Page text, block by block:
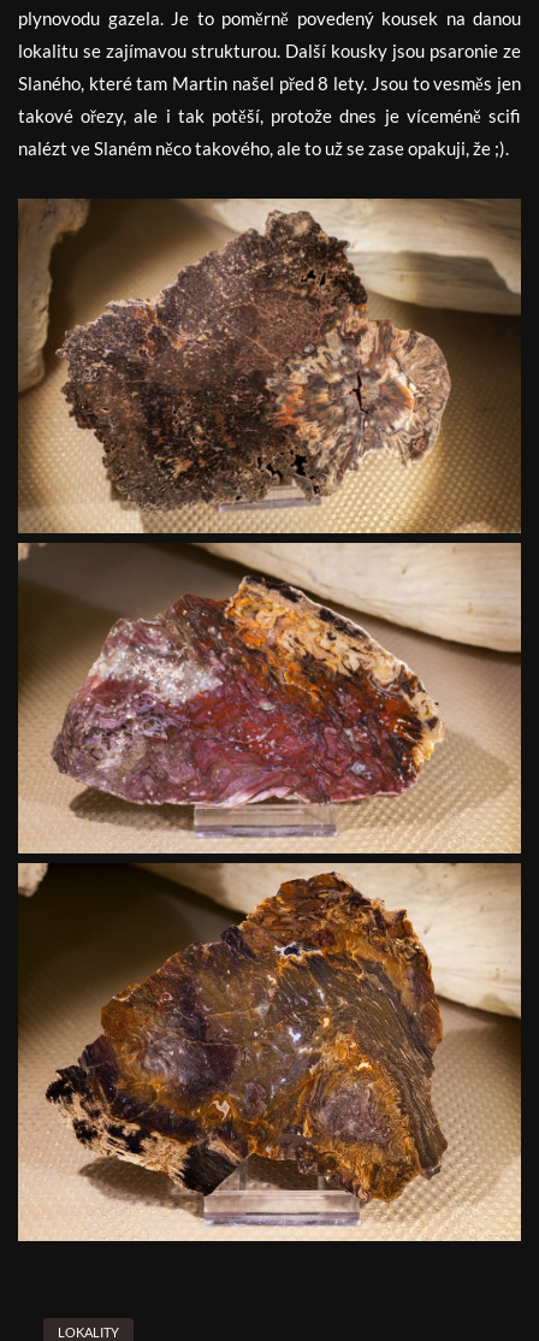
plynovodu gazela. Je to poměrně povedený kousek na danou
lokalitu se zajímavou strukturou. Další kousky jsou psaronie ze
Slaného, které tam Martin našel před 8 lety. Jsou to vesměs jen
takové ořezy, ale i tak potěší, protože dnes je víceméně scifi
nalézt ve Slaném něco takového, ale to už se zase opakuji, že ;).
LOKALITY